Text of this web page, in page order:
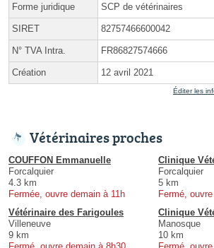
Forme juridique SCP de vétérinaires
SIRET 82757466600042
N° TVA Intra. FR86827574666
Création 12 avril 2021
Éditer les
Vétérinaires proches
COUFFON Emmanuelle
Forcalquier
4.3 km
Fermée, ouvre demain à 11h
Clinique
Forcalquier
5 km
Fermé,
Vétérinaire des Farigoules
Villeneuve
9 km
Clinique
Manosque
10 km